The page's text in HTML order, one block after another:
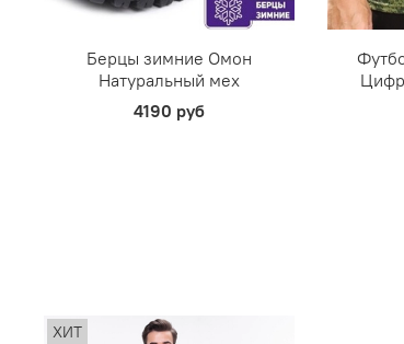
Берцы зимние Омон
Натуральный мех
4190 руб
ХИТ